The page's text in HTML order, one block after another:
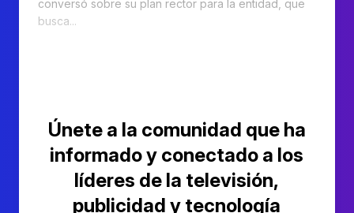
conversó sobre su plan rector para la entidad, que
busca...
Únete a la comunidad que ha
informado y conectado a los
líderes de la televisión,
publicidad y tecnología